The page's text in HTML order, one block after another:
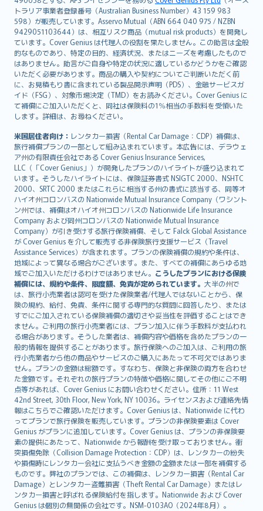
トラリア事業者登録番号（Australian Business Number）43 159 983
598）が販売しています。Asservo Mutual（ABN 664 040 975 / NZBN
9429051103644）は、相互リスク商品（mutual risk products）を開発し
ています。Cover Genius は代理人の役割を果たしません。この助言は全般
的なものであり、特定の目的、経済状況、またはニーズを考慮したもので
はありません。助言がご自身や特定の状況に適しているかどうかをご確認
いただく必要があります。商品の購入や契約についてご判断いただく前
に、お見積もり書に含まれている製品開示声明（PDS）、金融サービスガ
イド（FSG）、対象市場決定（TMD）をお読みください。Cover Genius に
て補償にご加入いただくと、同社は保険料の1％相当の手数料を受領いた
します。詳細は、お尋ねください。
米国居住者向け： レンタカー損害（Rental Car Damage：CDP）補償は、
旅行補償プランの一部として組み込まれています。本広告には、デラウェ
ア州の有限責任会社である Cover Genius Insurance Services,
LLC（「Cover Genius」）が開発したプランのハイライトが盛り込まれて
います。そうしたハイライトには、保険証券書式 NSIGTC 2000、NSHTC
2000、SRTC 2000 またはこれらに相当する州の書式に該当する、同等オ
ハイオ州コロンバスの Nationwide Mutual Insurance Company（ワシント
ン州では、補償はオハイオ州コロンバスの Nationwide Life Insurance
Company および同州コロンバスの Nationwide Mutual Insurance
Company）が引き受けする旅行保険補償、そして Falck Global Assistance
が Cover Genius を介して販売する非保険旅行支援サービス（Travel
Assistance Services）が含まれます。プランの保険補償の規約や条件は、
地域によって異なる場合がございます。また、すべての補償にあらゆる地
域でご加入いただけるわけではありません。 こうしたプランにおける保険
補償には、規約や条件、限度額、免責が定められています。 大半の州で
は、旅行小売業者は認可を受けた保険業者/代理人ではないことから、保
険の規約、給付、免責、条件に関する専門的な質問に回答したり、または
すでにご加入されている保険補償の適切さや妥当性を評価することはでき
ません。ご利用の旅行小売業者には、プラン加入に伴う手数料が支払われ
る場合があります。そうした業者は、補償内容や価格を含めたプランの一
般的情報を提供することがあります。旅行保険へのご加入は、ご利用の旅
行小売業者から他の商品やサービスのご購入にあたって不可欠ではありま
せん。プランの金額は総額です。すなわち、保険と非保険の両方を合わせ
た金額です。それぞれの旅行プランの特徴や価格に関してその他にご不明
点等があれば、Cover Genius にお問い合わせください。住所：11 West
42nd Street, 30th Floor, New York, NY 10036。ライセンスおよび連絡先情
報はこちらでご確認いただけます。Cover Genius は、Nationwide に代わ
ってプランで旅行保険を販売しています。プランの非保険要素は Cover
Genius がプランに追加しています。Cover Genius は、プランの非保険要
素の提供にあたって、Nationwide から報酬を受け取っておりません。衝
突損傷免除（Collision Damage Protection：CDP）は、レンタカーの紛失
や損傷時にレンタカー会社に支払うべき金額の全額または一部を補償する
ものです。弊社のプランでは、この補償は、レンタカー損害（Rental Car
Damage）とレンタカー盗難損害（Theft Rental Car Damage）またはレ
ンタカー損害と呼ばれる保険給付を指します。Nationwide および Cover
Genius は個別の無関係の会社です。NSM-0103AO（2024年8月）。
한국어
dansk
norsk
suomi
العربيّة
Türkçe
česky
Русский
български
català
Hrvatski
eesti
Ελληνικά
Magyar
Íslenska
Bahasa Indonesia
latviešu
Lietuviškai
Bahasa Melayu
Română
српски
Slovensky
Slovenščina
Українська
Tiếng Việt